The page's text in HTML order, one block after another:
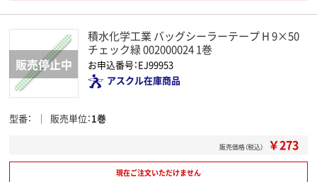
積水化学工業 バッグシーラーテープ H 9×50
チェック緑 002000024 1巻
お申込番号：EJ99953
アスクル在庫商品
型番 販売単位 1巻
販売価格（税込） ￥273
現在ご注文いただけません